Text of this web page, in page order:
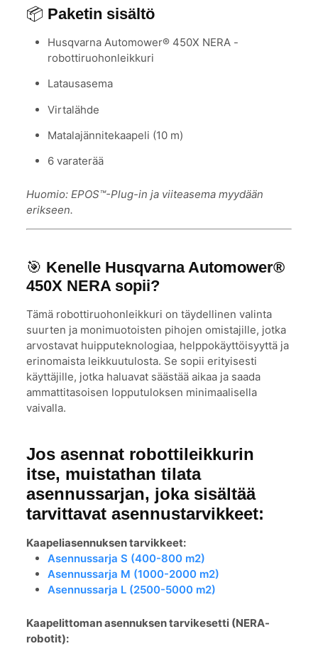
📦 Paketin sisältö
Husqvarna Automower® 450X NERA -
robottiruohonleikkuri
Latausasema
Virtalähde
Matalajännitekaapeli (10 m)
6 varaterää
Huomio: EPOS™-Plug-in ja viiteasema myydään
erikseen.
🎯 Kenelle Husqvarna Automower®
450X NERA sopii?
Tämä robottiruohonleikkuri on täydellinen valinta
suurten ja monimuotoisten pihojen omistajille, jotka
arvostavat huipputeknologiaa, helppokäyttöisyyttä ja
erinomaista leikkuutulosta. Se sopii erityisesti
käyttäjille, jotka haluavat säästää aikaa ja saada
ammattitasoisen lopputuloksen minimaalisella
vaivalla.
Jos asennat robottileikkurin
itse, muistathan tilata
asennussarjan, joka sisältää
tarvittavat asennustarvikkeet:
Kaapeliasennuksen tarvikkeet:
Asennussarja S (400-800 m2)
Asennussarja M (1000-2000 m2)
Asennussarja L (2500-5000 m2)
Kaapelittoman asennuksen tarvikesetti (NERA-
robotit):